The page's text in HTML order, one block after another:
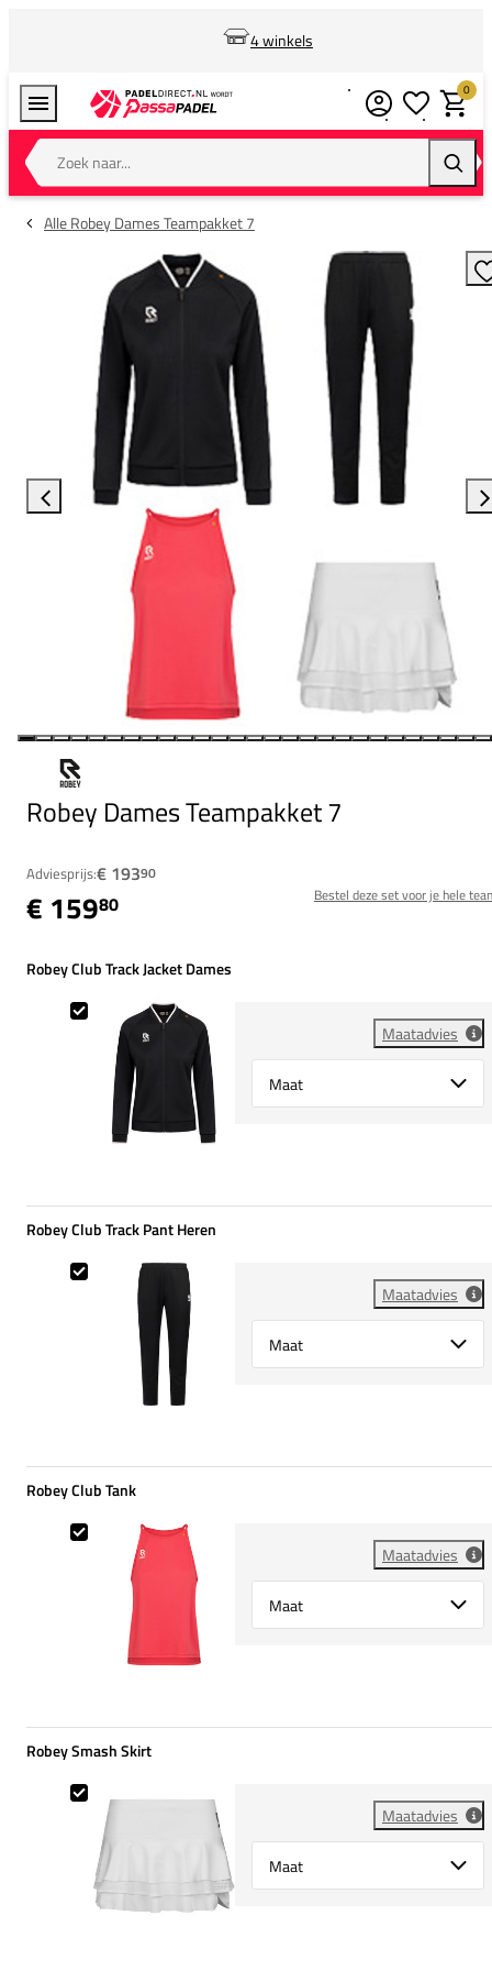
4 winkels
Zoek naar...
0
Alle Robey Dames Teampakket 7
Robey Dames Teampakket 7
Adviesprijs:€ 19390
€ 15980 Bestel deze set voor je hele
Robey Club Track Jacket Dames
Maatadvies
Select {option} for {name}
Robey Club Track Jacket Dames
Robey Club Track Pant Heren
Maatadvies
Select {option} for {name}
Robey Club Track Pant Heren
Robey Club Tank
Maatadvies
Select {option} for {name}
Robey Club Tank
Robey Smash Skirt
Maatadvies
Select {option} for {name}
Robey Smash Skirt